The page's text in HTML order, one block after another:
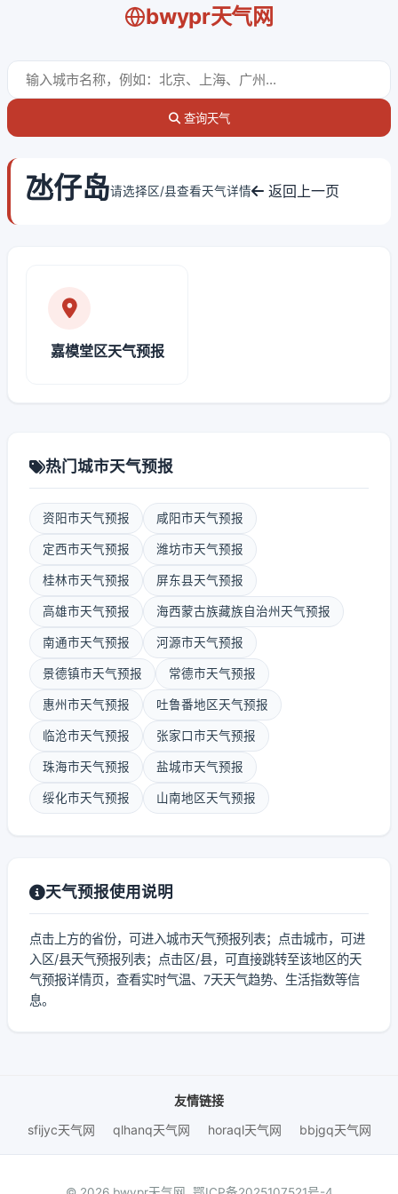
bwypr天气网
查询天气
氹仔岛请选择区/县查看天气详情 返回上一页
嘉模堂区天气预报
热门城市天气预报
资阳市天气预报 咸阳市天气预报
定西市天气预报 潍坊市天气预报
桂林市天气预报 屏东县天气预报
高雄市天气预报 海西蒙古族藏族自治州天气预报
南通市天气预报 河源市天气预报
景德镇市天气预报 常德市天气预报
惠州市天气预报 吐鲁番地区天气预报
临沧市天气预报 张家口市天气预报
珠海市天气预报 盐城市天气预报
绥化市天气预报 山南地区天气预报
天气预报使用说明
点击上方的省份，可进入城市天气预报列表；点击城市，可进
入区/县天气预报列表；点击区/县，可直接跳转至该地区的天
气预报详情页，查看实时气温、7天天气趋势、生活指数等信
息。
友情链接
sfijyc天气网
qlhanq天气网 horaql天气网 bbjgq天气网